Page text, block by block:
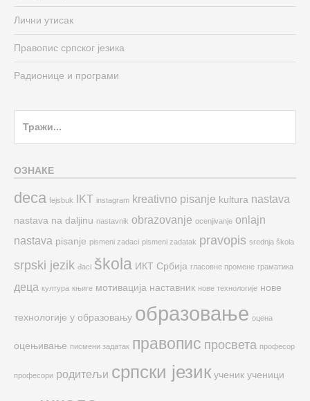
Лични утисак
Правопис српског језика
Радионице и програми
ОЗНАКЕ
deca fejsbuk IKT instagram kreativno pisanje kultura nastava
nastava na daljinu nastavnik obrazovanje ocenjivanje onlajn
nastava pisanje pismeni zadaci pismeni zadatak pravopis srednja škola
srpski jezik đaci škola ИКТ Србија гласовне промене граматика
деца култура књиге мотивација наставник нове технологије нове
технологије у образовању образовање оцена
оцењивање писмени задатак правопис просвета професор
професори родитељи српски језик ученик ученици